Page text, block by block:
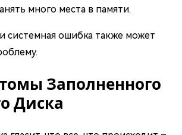
много места в памяти.
системная ошибка также может
Заполненного
Диска